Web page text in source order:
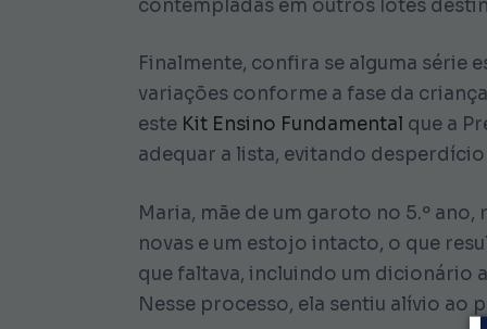
contempladas em outros lotes
Finalmente, confira se alguma série
variações conforme a fase da
este Kit Ensino Fundamental que a
adequar a lista, evitando
Maria, mãe de um garoto no 5.º
novas e um estojo intacto, o que
que faltava, incluindo um dicionário
Nesse processo, ela sentiu alívio ao